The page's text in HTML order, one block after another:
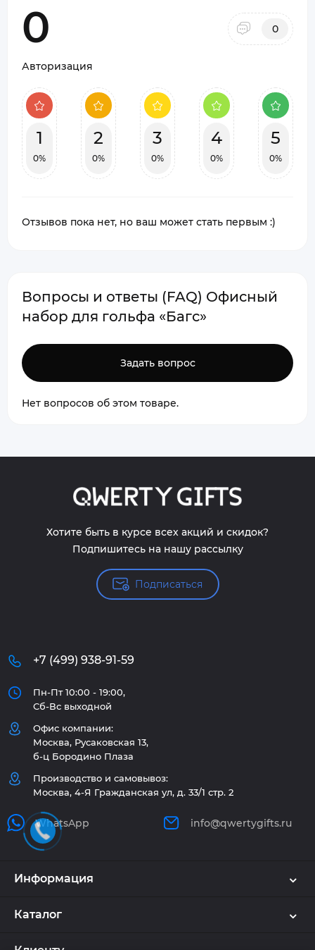
0 0
Авторизация
1
0%
2
0%
3
0%
4
0%
5
0%
Отзывов пока нет, но ваш может стать первым :)
Вопросы и ответы (FAQ) Офисный
набор для гольфа «Багс»
Задать вопрос
Нет вопросов об этом товаре.
Хотите быть в курсе всех акций и скидок?
Подпишитесь на нашу рассылку
Подписаться
+7 (499) 938-91-59
Пн-Пт 10:00 - 19:00,
Сб-Вс выходной
Офис компании:
Москва, Русаковская 13,
б-ц Бородино Плаза
Производство и самовывоз:
Москва, 4-Я Гражданская ул, д. 33/1 стр. 2
WhatsApp info@qwertygifts.ru
Информация
Каталог